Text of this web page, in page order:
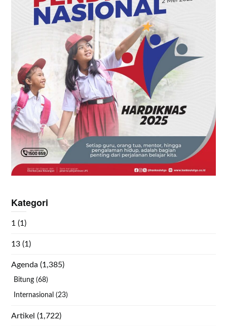
Kategori
1 (1)
13 (1)
Agenda (1,385)
Bitung (68)
Internasional (23)
Artikel (1,722)